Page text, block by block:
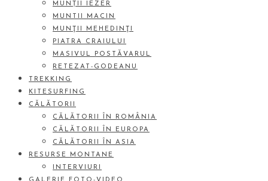
MUNȚII IEZER
MUNTII MACIN
MUNŢII MEHEDINŢI
PIATRA CRAIULUI
MASIVUL POSTĂVARUL
RETEZAT-GODEANU
TREKKING
KITESURFING
CĂLĂTORII
CĂLĂTORII ÎN ROMÂNIA
CĂLĂTORII ÎN EUROPA
CĂLĂTORII ÎN ASIA
RESURSE MONTANE
INTERVIURI